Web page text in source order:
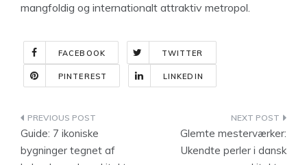
mangfoldig og internationalt attraktiv metropol.
FACEBOOK TWITTER
PINTEREST LINKEDIN
Indlægsnavigation
Guide: 7 ikoniske
bygninger tegnet af
Glemte mesterværker:
Ukendte perler i dansk